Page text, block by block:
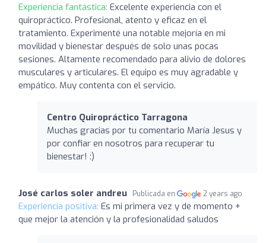
Experiencia fantástica: Excelente experiencia con el
quiropráctico. Profesional, atento y eficaz en el
tratamiento. Experimenté una notable mejoría en mi
movilidad y bienestar después de solo unas pocas
sesiones. Altamente recomendado para alivio de dolores
musculares y articulares. El equipo es muy agradable y
empático. Muy contenta con el servicio.
Centro Quiropráctico Tarragona
Muchas gracias por tu comentario María Jesus y
por confiar en nosotros para recuperar tu
bienestar! :)
José carlos soler andreu Publicada en 2 years ago
Experiencia positiva: Es mi primera vez y de momento +
que mejor la atención y la profesionalidad saludos